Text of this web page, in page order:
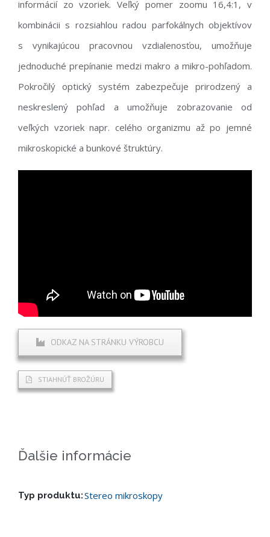
informácií zo vzoriek. Veľký pomer zoomu 16,4:1, v
kombinácii s rozsiahlou radou parfokálnych objektívov
s vynikajúcou pracovnou vzdialenosťou, umožňuje
jednoduché prepínanie medzi makro a mikro-pohľadom.
Pokročilý optický systém zabezpečuje prirodzený a
neskreslený pohľad a umožňuje zobrazovanie od
veľkých vzoriek napr. celého organizmu až po jemné
mikroskopické a bunkové štruktúry.
ODKAZ NA STRÁNKU VÝROBCU
STIAHNÚŤ BROŽÚRU
Ďalšie informácie
Typ produktu:Stereo mikroskopy